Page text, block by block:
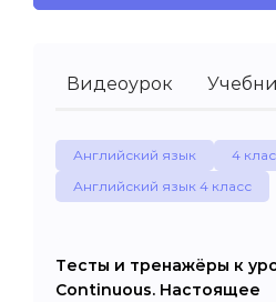
Видеоурок
Английский язык
4
Английский язык 4 класс
Тесты и тренажёры к
Continuous. Настоящее